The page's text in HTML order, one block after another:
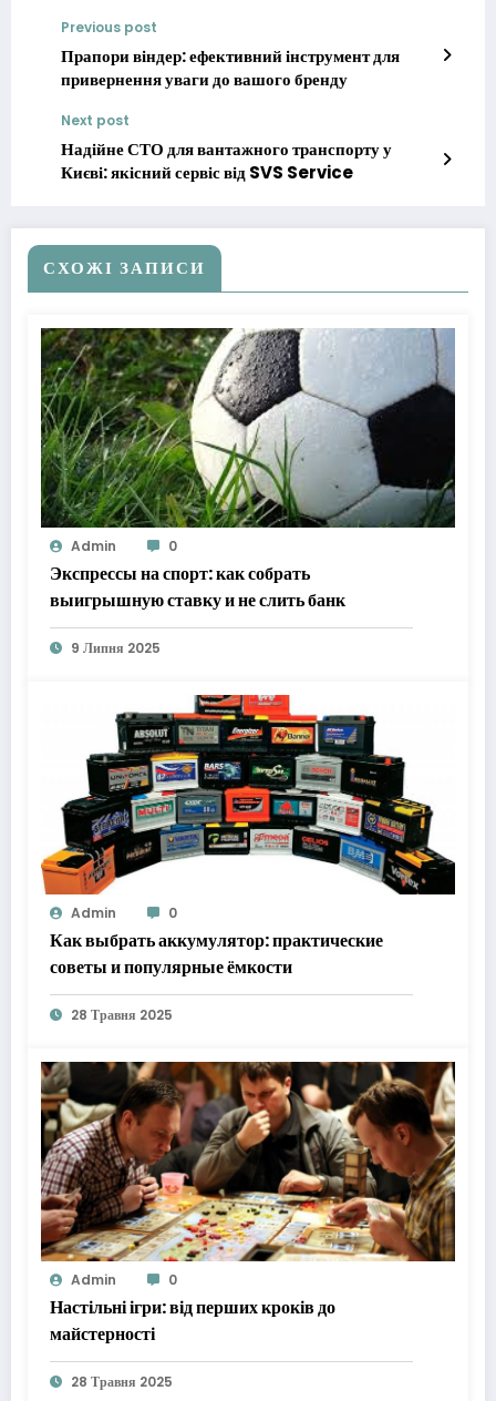
Previous post
Прапори віндер: ефективний інструмент для
привернення уваги до вашого бренду
Next post
Надійне СТО для вантажного транспорту у
Києві: якісний сервіс від SVS Service
СХОЖІ ЗАПИСИ
Admin 0
Экспрессы на спорт: как собрать
выигрышную ставку и не слить банк
9 Липня 2025
Admin 0
Как выбрать аккумулятор: практические
советы и популярные ёмкости
28 Травня 2025
Admin 0
Настільні ігри: від перших кроків до
майстерності
28 Травня 2025